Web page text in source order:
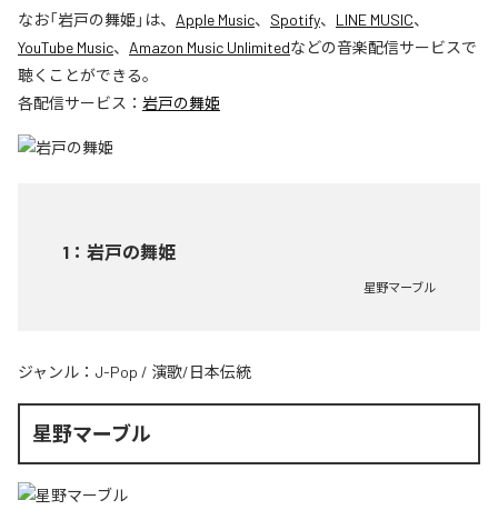
なお「岩戸の舞姫 」は、 Apple Music、 Spotify、 LINE MUSIC、
YouTube Music、 Amazon Music Unlimitedなどの音楽配信サービスで
聴くことができる。
各配信サービス： 岩戸の舞姫
1 ： 岩戸の舞姫
星野マーブル
ジャンル： J-Pop / 演歌/日本伝統
星野マーブル